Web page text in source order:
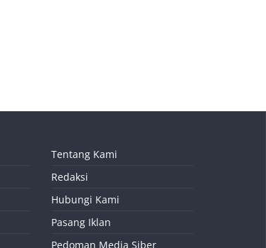
Tentang Kami
Redaksi
Hubungi Kami
Pasang Iklan
Pedoman Media Siber